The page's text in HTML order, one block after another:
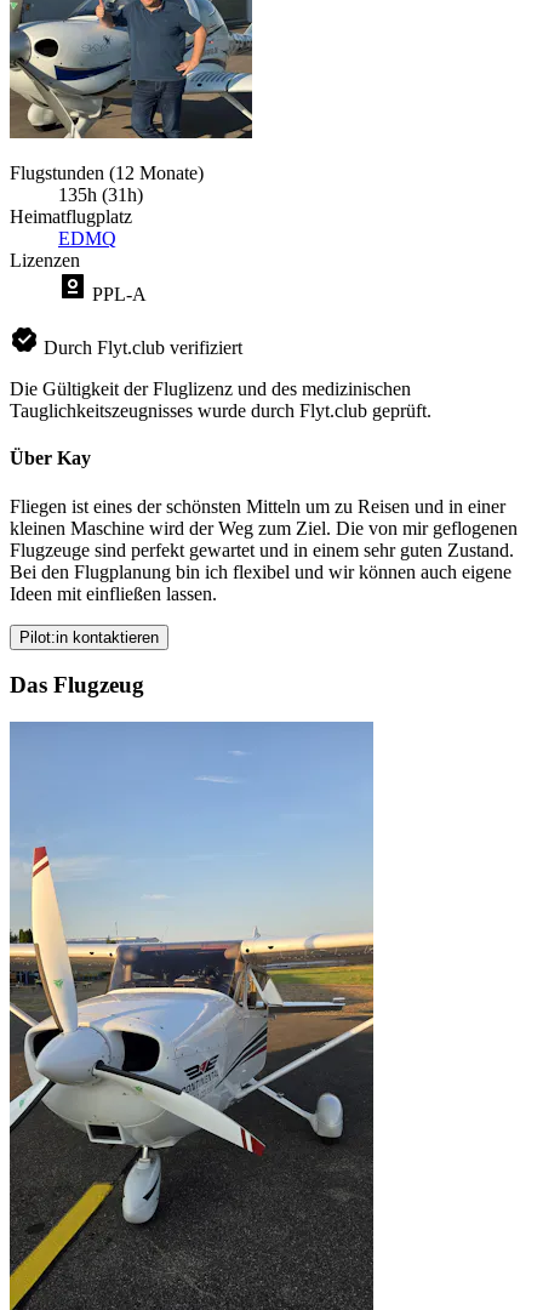
Flugstunden (12 Monate)
135h (31h)
Heimatflugplatz
EDMQ
Lizenzen
PPL-A
Durch Flyt.club verifiziert
Die Gültigkeit der Fluglizenz und des medizinischen
Tauglichkeitszeugnisses wurde durch Flyt.club geprüft.
Über Kay
Fliegen ist eines der schönsten Mitteln um zu Reisen und in einer
kleinen Maschine wird der Weg zum Ziel. Die von mir geflogenen
Flugzeuge sind perfekt gewartet und in einem sehr guten Zustand.
Bei den Flugplanung bin ich flexibel und wir können auch eigene
Ideen mit einfließen lassen.
Pilot:in kontaktieren
Das Flugzeug